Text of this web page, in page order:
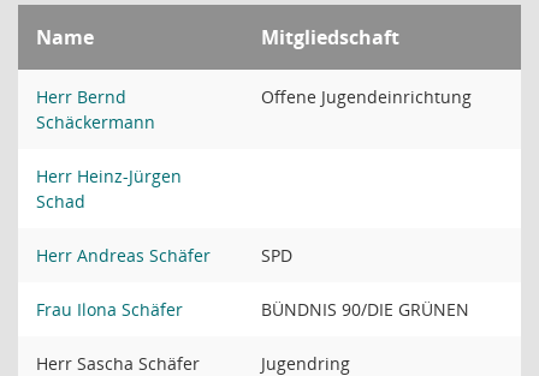
Name Mitgliedschaft
Herr Bernd
Schäckermann
Offene Jugendeinrichtung
Herr Heinz-Jürgen
Schad
Herr Andreas Schäfer SPD
Frau Ilona Schäfer BÜNDNIS 90/DIE GRÜNEN
Herr Sascha Schäfer Jugendring